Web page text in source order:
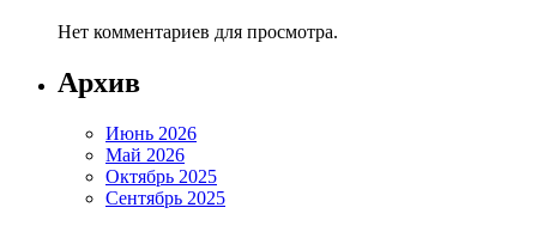
Нет комментариев для просмотра.
Архив
Июнь 2026
Май 2026
Октябрь 2025
Сентябрь 2025